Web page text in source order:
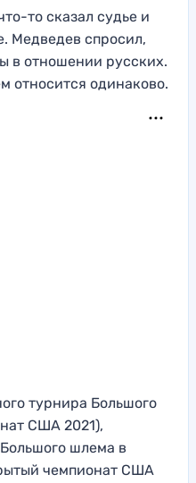
то сказал судье и
Медведев спросил,
в отношении русских.
относится одинаково.
турнира Большого
США 2021),
шлема в
чемпионат США